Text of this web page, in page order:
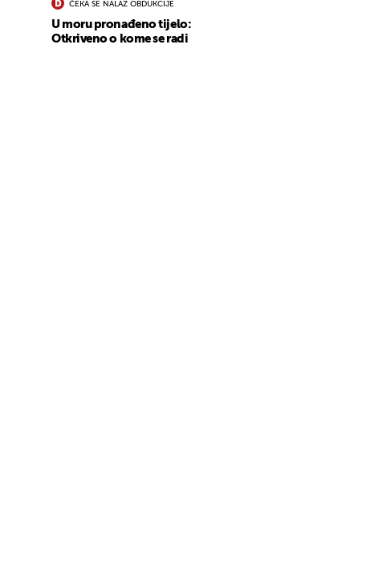
ČEKA SE NALAZ OBDUKCIJE
U moru pronađeno tijelo:
Otkriveno o kome se radi